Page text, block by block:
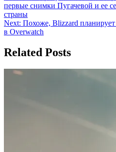
по
записям
первые снимки Пугачевой и ее
страны
Next: Похоже, Blizzard
в Overwatch
Related Posts